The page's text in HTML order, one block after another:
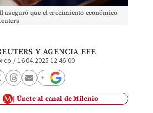
aseguró que el crecimiento económico
YAGENCIA EFE
/16.04.2025 12:46:00
Únete al canal de Milenio